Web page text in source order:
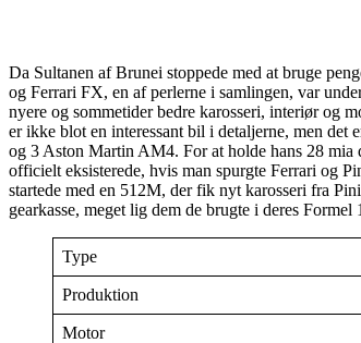
Da Sultanen af Brunei stoppede med at bruge
og Ferrari FX, en af perlerne i samlingen, var
nyere og sommetider bedre karosseri, interiør og
er ikke blot en interessant bil i detaljerne, men det
og 3 Aston Martin AM4. For at holde hans 28
officielt eksisterede, hvis man spurgte Ferrari og
startede med en 512M, der fik nyt karosseri fra
gearkasse, meget lig dem de brugte i deres Formel
Type
Produktion
Motor